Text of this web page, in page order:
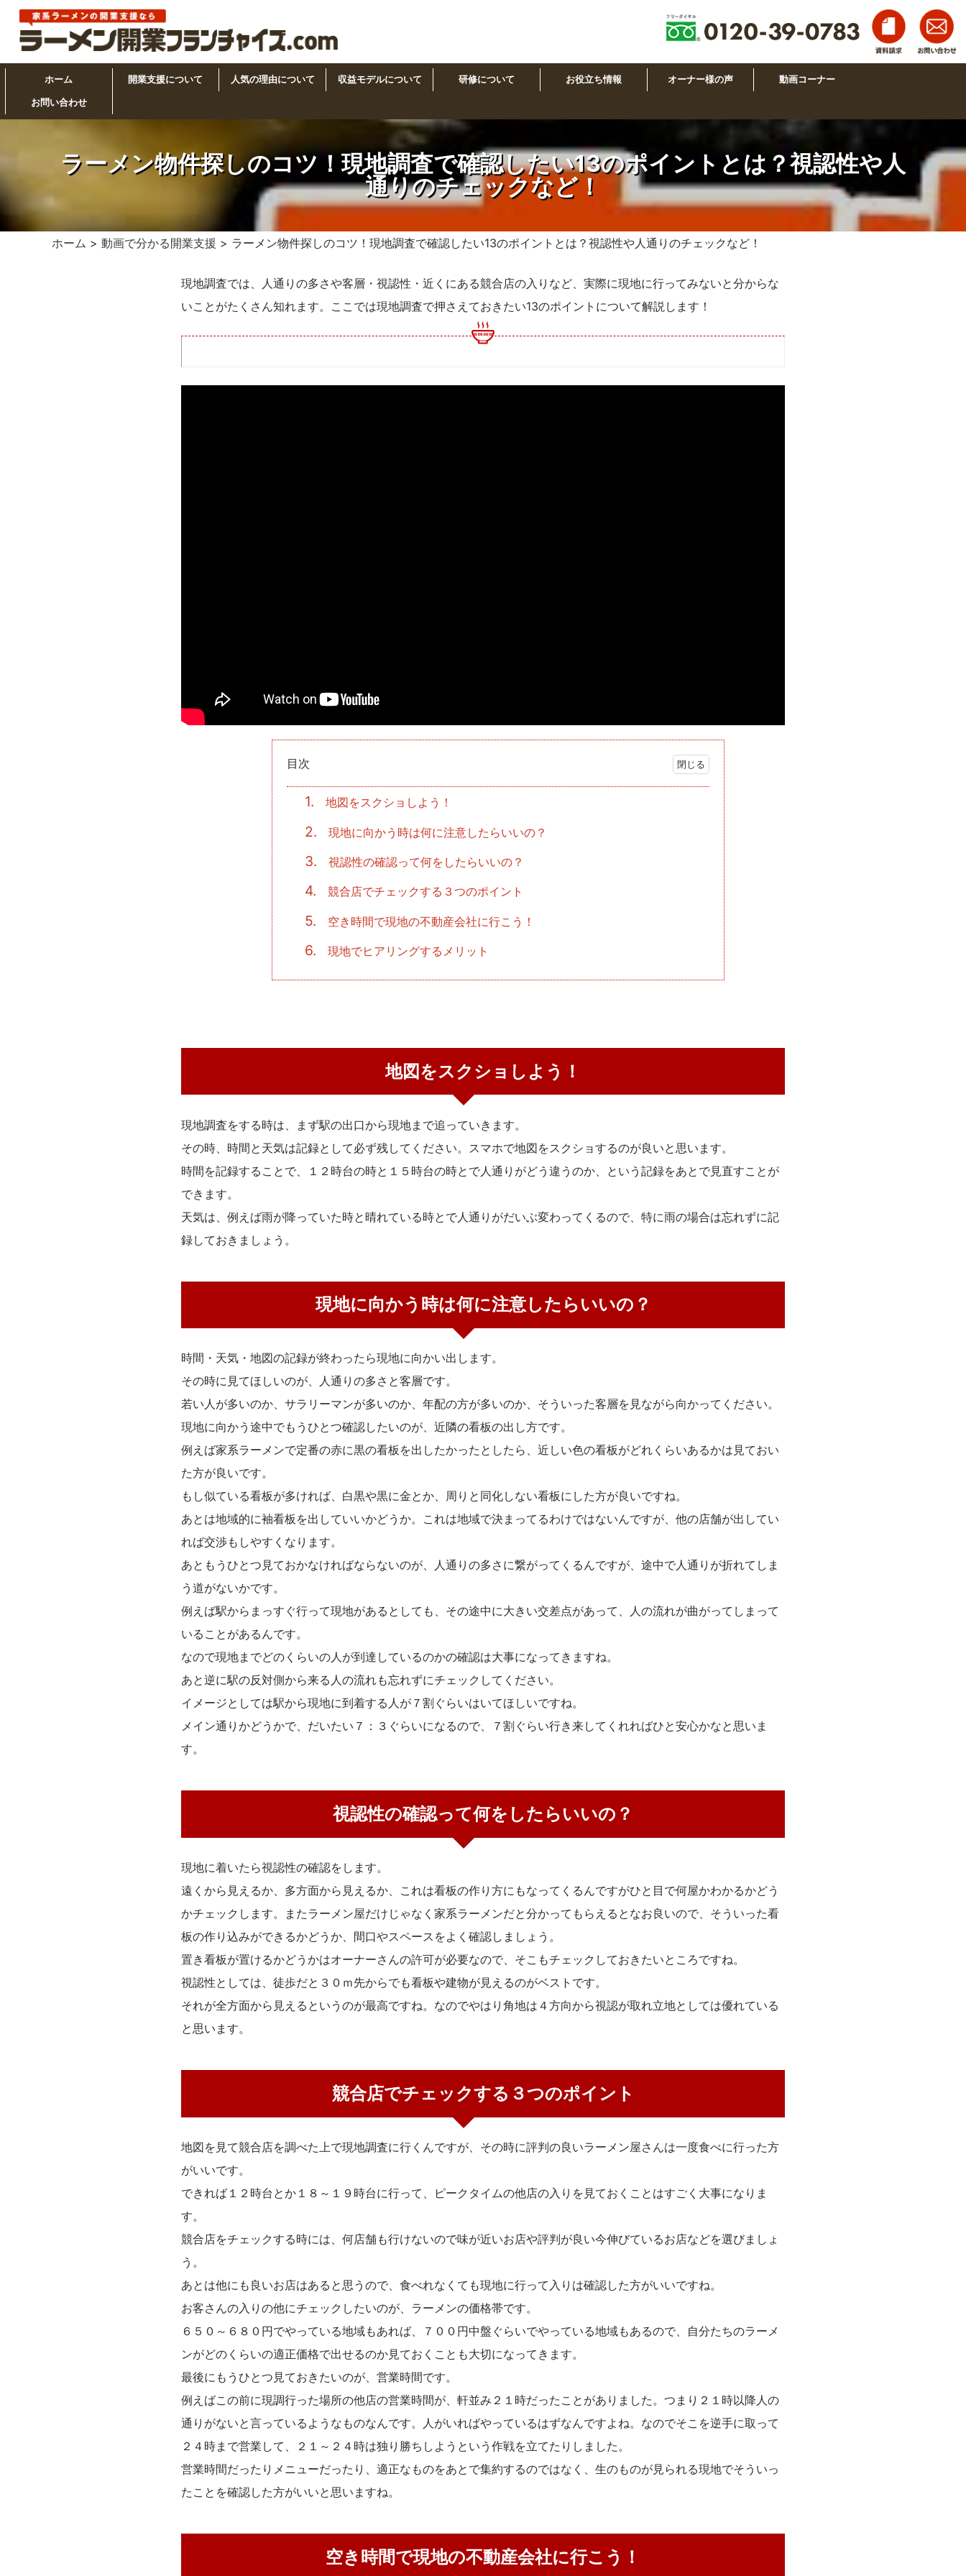
ホーム 開業支援について 人気の理由について 収益モデルについて 研修について お役立ち情報 オーナー様の声 動画コーナー
お問い合わせ
ラーメン物件探しのコツ！現地調査で確認したい13のポイントとは？視認性や人
通りのチェックなど！
ホーム > 動画で分かる開業支援 > ラーメン物件探しのコツ！現地調査で確認したい13のポイントとは？視認性や人通りのチェックなど！
現地調査では、人通りの多さや客層・視認性・近くにある競合店の入りなど、実際に現地に行ってみないと分からな
いことがたくさん知れます。ここでは現地調査で押さえておきたい13のポイントについて解説します！
目次
1. 地図をスクショしよう！
2. 現地に向かう時は何に注意したらいいの？
3. 視認性の確認って何をしたらいいの？
4. 競合店でチェックする３つのポイント
5. 空き時間で現地の不動産会社に行こう！
6. 現地でヒアリングするメリット
地図をスクショしよう！
現地調査をする時は、まず駅の出口から現地まで追っていきます。
その時、時間と天気は記録として必ず残してください。スマホで地図をスクショするのが良いと思います。
時間を記録することで、１２時台の時と１５時台の時とで人通りがどう違うのか、という記録をあとで見直すことが
できます。
天気は、例えば雨が降っていた時と晴れている時とで人通りがだいぶ変わってくるので、特に雨の場合は忘れずに記
録しておきましょう。
現地に向かう時は何に注意したらいいの？
時間・天気・地図の記録が終わったら現地に向かい出します。
その時に見てほしいのが、人通りの多さと客層です。
若い人が多いのか、サラリーマンが多いのか、年配の方が多いのか、そういった客層を見ながら向かってください。
現地に向かう途中でもうひとつ確認したいのが、近隣の看板の出し方です。
例えば家系ラーメンで定番の赤に黒の看板を出したかったとしたら、近しい色の看板がどれくらいあるかは見ておい
た方が良いです。
もし似ている看板が多ければ、白黒や黒に金とか、周りと同化しない看板にした方が良いですね。
あとは地域的に袖看板を出していいかどうか。これは地域で決まってるわけではないんですが、他の店舗が出してい
れば交渉もしやすくなります。
あともうひとつ見ておかなければならないのが、人通りの多さに繋がってくるんですが、途中で人通りが折れてしま
う道がないかです。
例えば駅からまっすぐ行って現地があるとしても、その途中に大きい交差点があって、人の流れが曲がってしまって
いることがあるんです。
なので現地までどのくらいの人が到達しているのかの確認は大事になってきますね。
あと逆に駅の反対側から来る人の流れも忘れずにチェックしてください。
イメージとしては駅から現地に到着する人が７割ぐらいはいてほしいですね。
メイン通りかどうかで、だいたい７：３ぐらいになるので、７割ぐらい行き来してくれればひと安心かなと思いま
す。
視認性の確認って何をしたらいいの？
現地に着いたら視認性の確認をします。
遠くから見えるか、多方面から見えるか、これは看板の作り方にもなってくるんですがひと目で何屋かわかるかどう
かチェックします。またラーメン屋だけじゃなく家系ラーメンだと分かってもらえるとなお良いので、そういった看
板の作り込みができるかどうか、間口やスペースをよく確認しましょう。
置き看板が置けるかどうかはオーナーさんの許可が必要なので、そこもチェックしておきたいところですね。
視認性としては、徒歩だと３０ｍ先からでも看板や建物が見えるのがベストです。
それが全方面から見えるというのが最高ですね。なのでやはり角地は４方向から視認が取れ立地としては優れている
と思います。
競合店でチェックする３つのポイント
地図を見て競合店を調べた上で現地調査に行くんですが、その時に評判の良いラーメン屋さんは一度食べに行った方
がいいです。
できれば１２時台とか１８～１９時台に行って、ピークタイムの他店の入りを見ておくことはすごく大事になりま
す。
競合店をチェックする時には、何店舗も行けないので味が近いお店や評判が良い今伸びているお店などを選びましょ
う。
あとは他にも良いお店はあると思うので、食べれなくても現地に行って入りは確認した方がいいですね。
お客さんの入りの他にチェックしたいのが、ラーメンの価格帯です。
６５０～６８０円でやっている地域もあれば、７００円中盤ぐらいでやっている地域もあるので、自分たちのラーメ
ンがどのくらいの適正価格で出せるのか見ておくことも大切になってきます。
最後にもうひとつ見ておきたいのが、営業時間です。
例えばこの前に現調行った場所の他店の営業時間が、軒並み２１時だったことがありました。つまり２１時以降人の
通りがないと言っているようなものなんです。人がいればやっているはずなんですよね。なのでそこを逆手に取って
２４時まで営業して、２１～２４時は独り勝ちしようという作戦を立てたりしました。
営業時間だったりメニューだったり、適正なものをあとで集約するのではなく、生のものが見られる現地でそういっ
たことを確認した方がいいと思いますね。
空き時間で現地の不動産会社に行こう！